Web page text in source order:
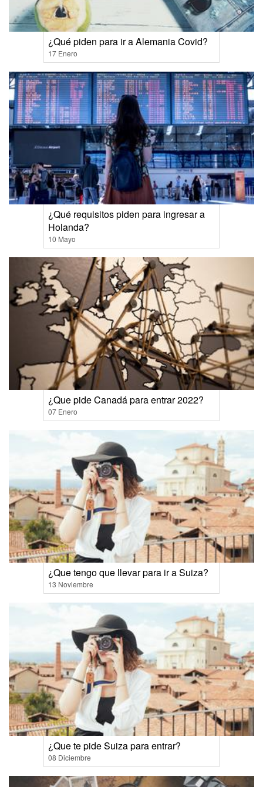
¿Qué piden para ir a Alemania Covid?
17 Enero
¿Qué requisitos piden para ingresar a
Holanda?
10 Mayo
¿Que pide Canadá para entrar 2022?
07 Enero
¿Que tengo que llevar para ir a Suiza?
13 Noviembre
¿Que te pide Suiza para entrar?
08 Diciembre